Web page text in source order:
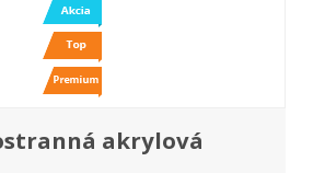
akrylová